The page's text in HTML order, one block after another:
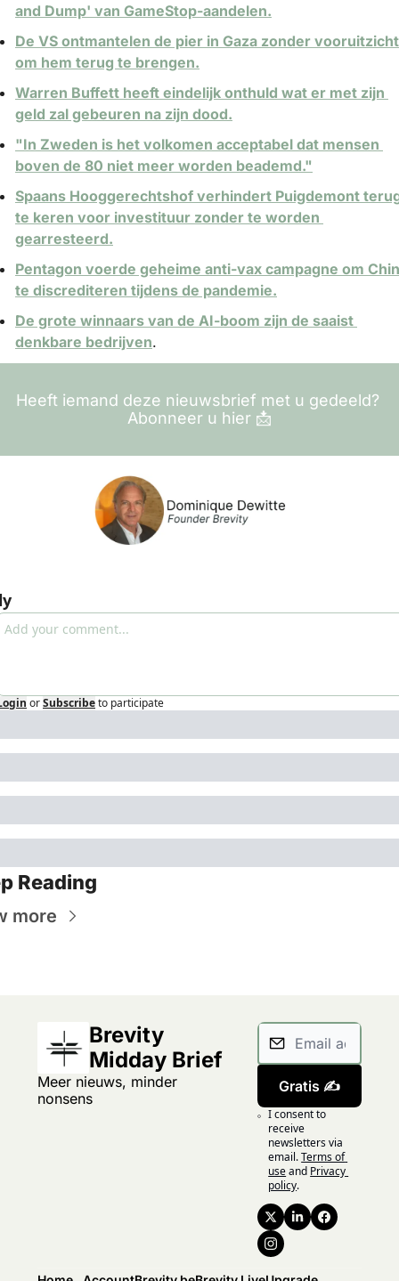
and Dump' van GameStop-aandelen.
De VS ontmantelen de pier in Gaza zonder vooruitzicht
om hem terug te brengen.
Warren Buffett heeft eindelijk onthuld wat er met zijn
geld zal gebeuren na zijn dood.
"In Zweden is het volkomen acceptabel dat mensen
boven de 80 niet meer worden beademd."
Spaans Hooggerechtshof verhindert Puigdemont
te keren voor investituur zonder te worden
gearresteerd.
Pentagon voerde geheime anti-vax campagne om
te discrediteren tijdens de pandemie.
De grote winnaars van de AI-boom zijn de saaist
denkbare bedrijven.
Heeft iemand deze nieuwsbrief met u gedeeld?
Abonneer u hier 📩
orSubscribeto participate
Reading
more
Brevity
Midday Brief
Meer nieuws, minder
nonsens
Gratis ✍️
I consent to
receive
newsletters via
email.Terms of
useand Privacy
policy.